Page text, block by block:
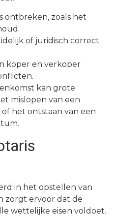
ontbreken, zoals het
of juridisch correct
koper en verkoper
kan grote
mislopen van een
het ontstaan van een
in het opstellen van
zorgt ervoor dat de
wettelijke eisen voldoet.